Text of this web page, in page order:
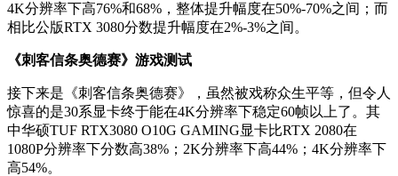
4K分辨率下高76%和68%，整体提升幅度在50%-70%之间；而
相比公版RTX 3080分数提升幅度在2%-3%之间。
《刺客信条奥德赛》游戏测试
接下来是《刺客信条奥德赛》，虽然被戏称众生平等，但令人
惊喜的是30系显卡终于能在4K分辨率下稳定60帧以上了。其
中华硕TUF RTX3080 O10G GAMING显卡比RTX 2080在
1080P分辨率下分数高38%；2K分辨率下高44%；4K分辨率下
高54%。